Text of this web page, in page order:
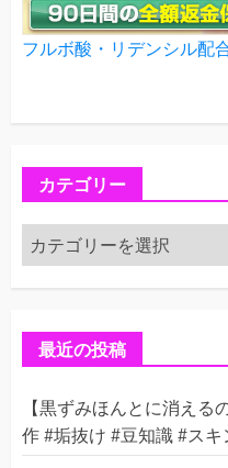
フルボ酸・リデンシル配
カテゴリー
カ
テ
ゴ
最近の投稿
【黒ずみほんとに消え
作 #垢抜け #豆知識 #ス